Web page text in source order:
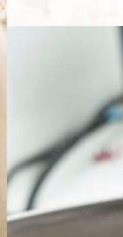
Contact
Jérémy PRUVOST